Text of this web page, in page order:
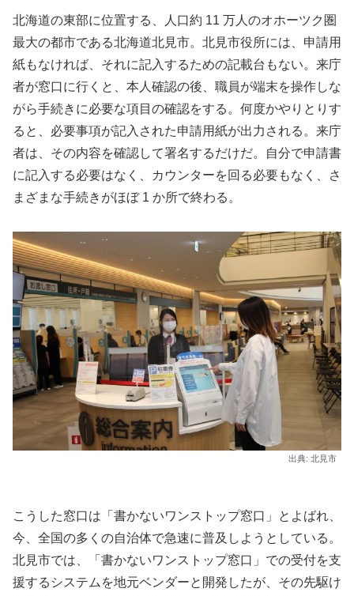
北海道の東部に位置する、人口約 11 万人のオホーツク圏
最大の都市である北海道北見市。北見市役所には、申請用
紙もなければ、それに記入するための記載台もない。来庁
者が窓口に行くと、本人確認の後、職員が端末を操作しな
がら手続きに必要な項目の確認をする。何度かやりとりす
ると、必要事項が記入された申請用紙が出力される。来庁
者は、その内容を確認して署名するだけだ。自分で申請書
に記入する必要はなく、カウンターを回る必要もなく、さ
まざまな手続きがほぼ 1 か所で終わる。
出典: 北見市
こうした窓口は「書かないワンストップ窓口」とよばれ、
今、全国の多くの自治体で急速に普及しようとしている。
北見市では、「書かないワンストップ窓口」での受付を支
援するシステムを地元ベンダーと開発したが、その先駆け